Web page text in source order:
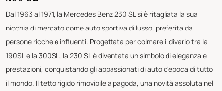
Dal 1963 al 1971, la Mercedes Benz 230 SL si è ritagliata la sua
nicchia di mercato come auto sportiva di lusso, preferita da
persone ricche e influenti. Progettata per colmare il divario tra la
190SL e la 300SL, la 230 SL è diventata un simbolo di eleganza e
prestazioni, conquistando gli appassionati di auto d'epoca di tutto
il mondo. Il tetto rigido rimovibile a pagoda, una novità assoluta nel